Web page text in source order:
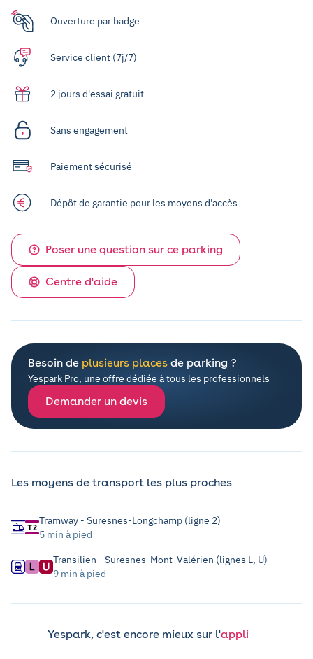
Ouverture par badge
Service client (7j/7)
2 jours d'essai gratuit
Sans engagement
Paiement sécurisé
Dépôt de garantie pour les moyens d'accès
Poser une question sur ce parking
Centre d'aide
Besoin de plusieurs places de parking ?
Yespark Pro, une offre dédiée à tous les professionnels
Demander un devis
Les moyens de transport les plus proches
Tramway - Suresnes-Longchamp (ligne 2)
5 min à pied
Transilien - Suresnes-Mont-Valérien (lignes L, U)
9 min à pied
Yespark, c'est encore mieux sur l'appli